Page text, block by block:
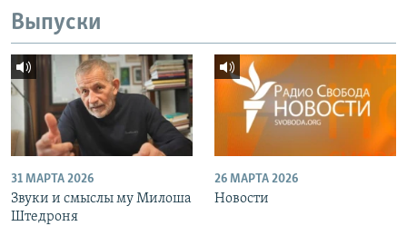
Выпуски
31 МАРТА 2026
Звуки и смыслы му Милоша
Штедроня
26 МАРТА 2026
Новости